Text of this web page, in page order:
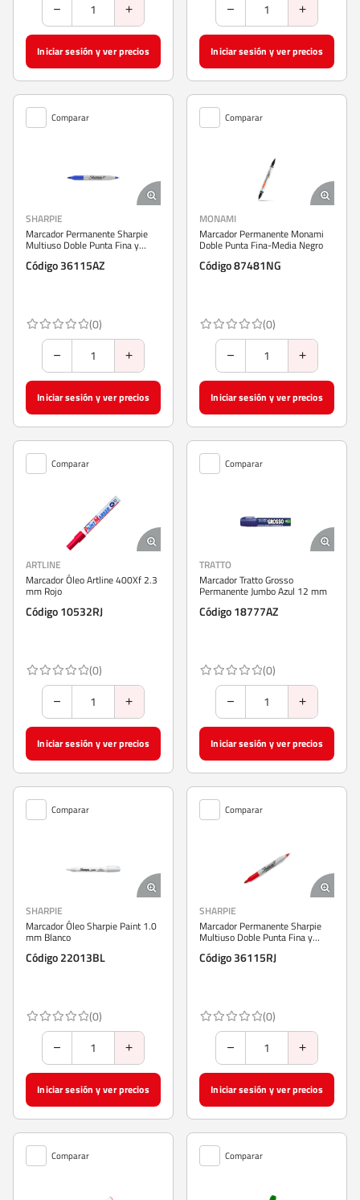
Iniciar sesión y ver precios Iniciar sesión y ver precios
Comparar
SHARPIE
Marcador Permanente Sharpie
Multiuso Doble Punta Fina y
Código 36115AZ
(0)
Iniciar sesión y ver precios
Comparar
MONAMI
Marcador Permanente Monami
Doble Punta Fina-Media Negro
Código 87481NG
(0)
Iniciar sesión y ver precios
Comparar
ARTLINE
Marcador Óleo Artline 400Xf 2.3
mm Rojo
Código 10532RJ
(0)
Iniciar sesión y ver precios
Comparar
TRATTO
Marcador Tratto Grosso
Permanente Jumbo Azul 12 mm
Código 18777AZ
(0)
Iniciar sesión y ver precios
Comparar
SHARPIE
Marcador Óleo Sharpie Paint 1.0
mm Blanco
Código 22013BL
(0)
Iniciar sesión y ver precios
Comparar
SHARPIE
Marcador Permanente Sharpie
Multiuso Doble Punta Fina y
Código 36115RJ
(0)
Iniciar sesión y ver precios
Comparar Comparar